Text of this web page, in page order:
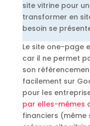
site vitrine pour
transformer en
besoin se
Le site one-page
car il ne permet
son
facilement sur
pour les
par elles-mêmes
financiers (même